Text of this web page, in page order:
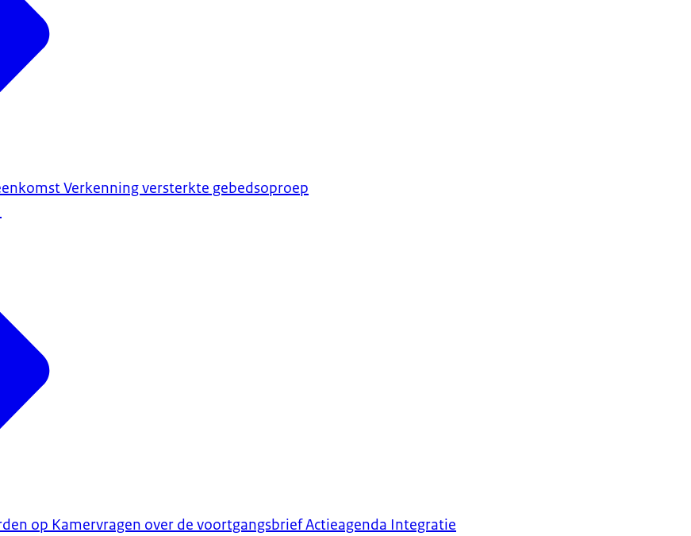
Verkenning versterkte gebedsoproep
op Kamervragen over de voortgangsbrief Actieagenda Integratie